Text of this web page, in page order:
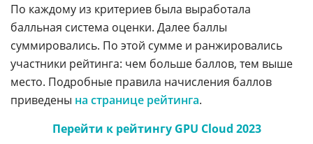
По каждому из критериев была выработала
балльная система оценки. Далее баллы
суммировались. По этой сумме и ранжировались
участники рейтинга: чем больше баллов, тем выше
место. Подробные правила начисления баллов
приведены на странице рейтинга.
Перейти к рейтингу GPU Cloud 2023